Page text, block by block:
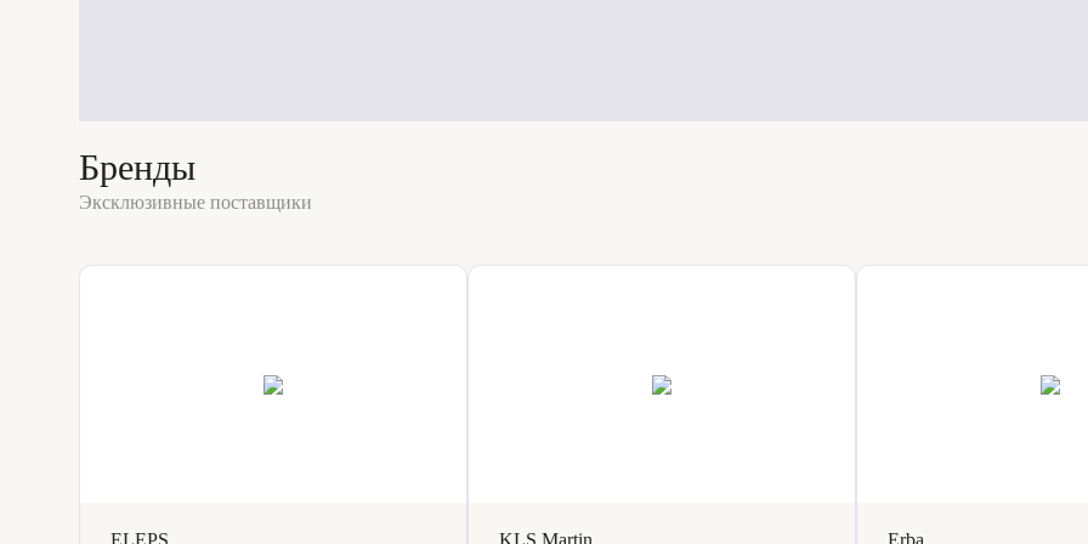
Бренды
Эксклюзивные поставщики
ELEPS KLS Martin Erba